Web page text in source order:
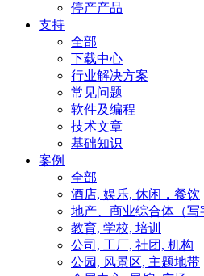
停产产品
支持
全部
下载中心
行业解决方案
常见问题
软件及编程
技术文章
基础知识
案例
全部
酒店, 娱乐, 休闲，餐饮
地产、商业综合体（写
教育, 学校, 培训
公司, 工厂, 社团, 机构
公园, 风景区, 主题地带